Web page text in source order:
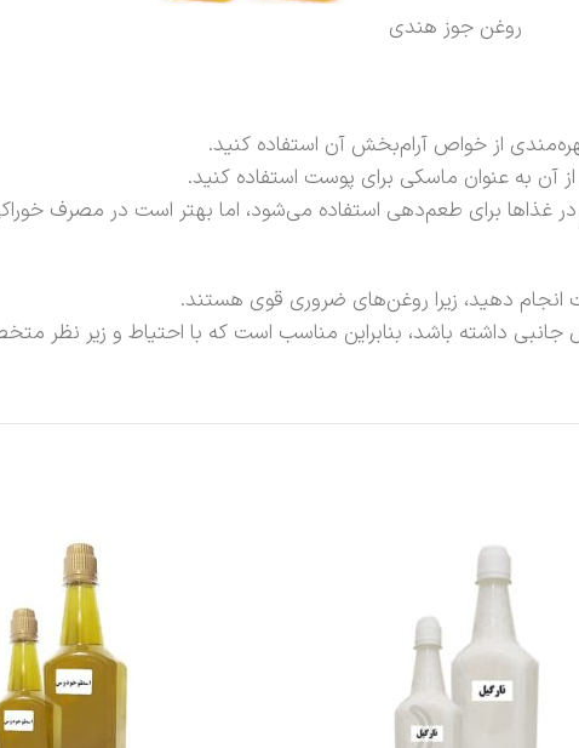
روغن جوز هندی
از خواص آرام‌بخش آن استفاده کنید.
به عنوان ماسکی برای پوست استفاده کنید.
غذاها برای طعم‌دهی استفاده می‌شود، اما بهتر است در مصرف
دهید، زیرا روغن‌های ضروری قوی هستند.
داشته باشد، بنابراین مناسب است که با احتیاط و زیر نظر